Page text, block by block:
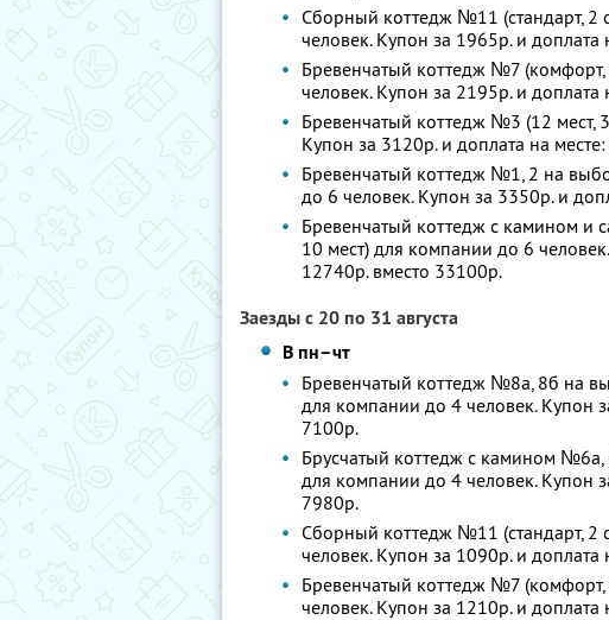
Сборный коттедж №11 (стандарт, 2
человек. Купон за 1965р. и
Бревенчатый коттедж №7
человек. Купон за 2195р. и
Бревенчатый коттедж №3 (12 мест,
Купон за 3120р. и доплата на
Бревенчатый коттедж №1, 2 на
до 6 человек. Купон за 3350р. и
Бревенчатый коттедж с камином и
10 мест) для компании до 6
12740р. вместо 33100р.
Заезды с 20 по 31 августа
В пн–чт
Бревенчатый коттедж №8а, 8б на
для компании до 4 человек. Купон
7100р.
Брусчатый коттедж с камином №6а,
для компании до 4 человек. Купон
7980р.
Сборный коттедж №11 (стандарт, 2
человек. Купон за 1090р. и
Бревенчатый коттедж №7
человек. Купон за 1210р. и